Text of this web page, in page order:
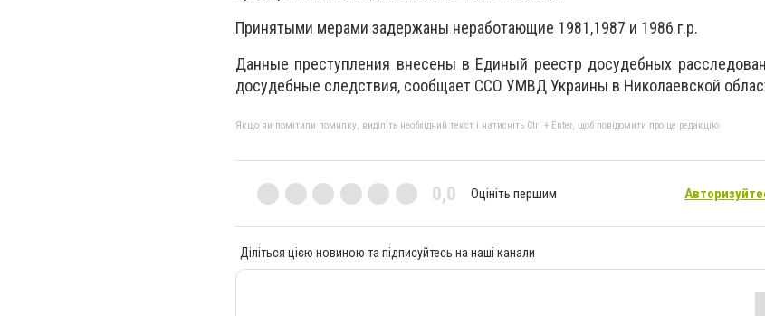
Принятыми мерами задержаны неработающие 1981,1987 и 1986 г.р.
Данные преступления внесены в Единый реестр досудебных
досудебные следствия, сообщает ССО УМВД Украины в Николаевской
Якщо ви помітили помилку, виділіть необхідний текст і натисніть Ctrl + Enter, щоб повідомити про це редакцію
0,0 Оцініть першим
Діліться цією новиною та підписуйтесь на наші канали